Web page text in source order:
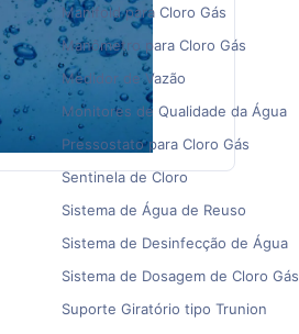
Manifold para Cloro Gás
Manômetro para Cloro Gás
Medidor de Vazão
Monitores de Qualidade da Água
Pressostato para Cloro Gás
Sentinela de Cloro
Sistema de Água de Reuso
Sistema de Desinfecção de Água
Sistema de Dosagem de Cloro Gás
Suporte Giratório tipo Trunion